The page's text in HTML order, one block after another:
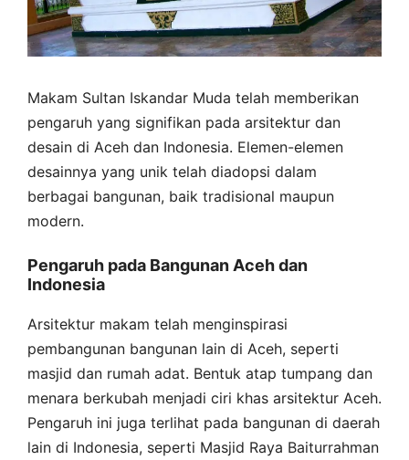
Makam Sultan Iskandar Muda telah memberikan
pengaruh yang signifikan pada arsitektur dan
desain di Aceh dan Indonesia. Elemen-elemen
desainnya yang unik telah diadopsi dalam
berbagai bangunan, baik tradisional maupun
modern.
Pengaruh pada Bangunan Aceh dan
Indonesia
Arsitektur makam telah menginspirasi
pembangunan bangunan lain di Aceh, seperti
masjid dan rumah adat. Bentuk atap tumpang dan
menara berkubah menjadi ciri khas arsitektur Aceh.
Pengaruh ini juga terlihat pada bangunan di daerah
lain di Indonesia, seperti Masjid Raya Baiturrahman